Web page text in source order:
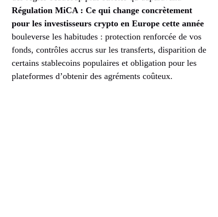
Régulation MiCA : Ce qui change concrètement
pour les investisseurs crypto en Europe cette année
bouleverse les habitudes : protection renforcée de vos
fonds, contrôles accrus sur les transferts, disparition de
certains stablecoins populaires et obligation pour les
plateformes d’obtenir des agréments coûteux.